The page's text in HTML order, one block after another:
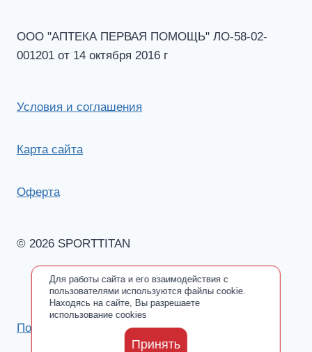
ООО "АПТЕКА ПЕРВАЯ ПОМОЩЬ" ЛО-58-02-
001201 от 14 октября 2016 г
Условия и соглашения
Карта сайта
Оферта
© 2026 SPORTTITAN
Политика обработки персональных данных
Для работы сайта и его взаимодействия с
пользователями используются файлы cookie.
Находясь на сайте, Вы разрешаете
использование cookies
Принять